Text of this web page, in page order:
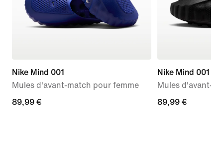
Nike Mind 001
Mules d'avant-match pour femme
89,99 €
89,99 €
Nike Mind 001
Mules d'avant-
89,99 €
89,99 €